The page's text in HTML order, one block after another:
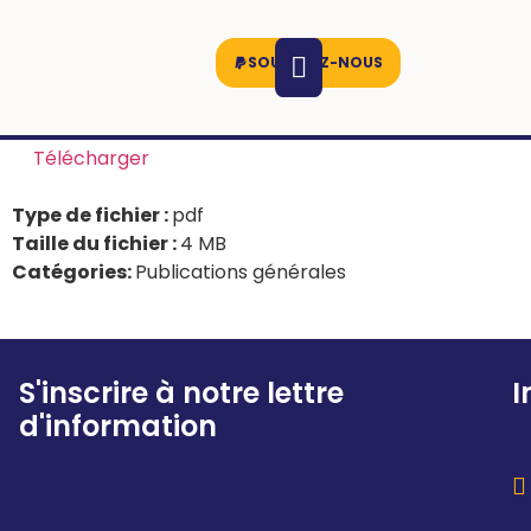
SOUTENEZ-NOUS
Télécharger
Type de fichier :pdf
Taille du fichier :4 MB
Catégories:Publications générales
S'inscrire à notre lettre
d'information